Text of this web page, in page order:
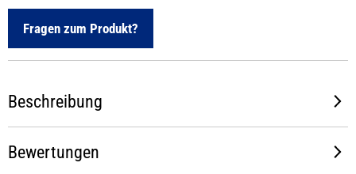
Fragen zum Produkt?
Beschreibung
Bewertungen